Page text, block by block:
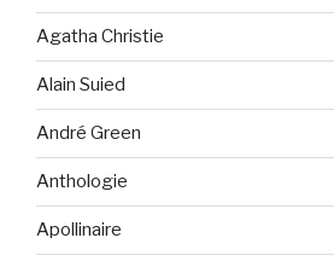
Agatha Christie
Alain Suied
André Green
Anthologie
Apollinaire